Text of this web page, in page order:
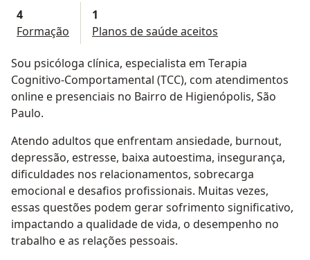
4
Formação
1
Planos de saúde aceitos
Sou psicóloga clínica, especialista em Terapia
Cognitivo-Comportamental (TCC), com atendimentos
online e presenciais no Bairro de Higienópolis, São
Paulo.
Atendo adultos que enfrentam ansiedade, burnout,
depressão, estresse, baixa autoestima, insegurança,
dificuldades nos relacionamentos, sobrecarga
emocional e desafios profissionais. Muitas vezes,
essas questões podem gerar sofrimento significativo,
impactando a qualidade de vida, o desempenho no
trabalho e as relações pessoais.